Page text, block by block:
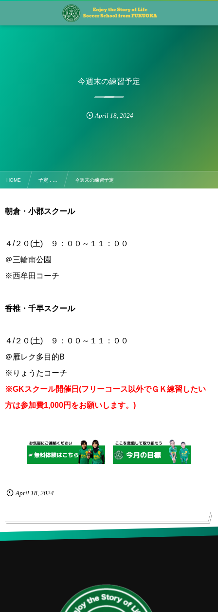
今週末の練習予定
April 18,2024
HOME 予定 , … 今週末の練習予定
朝倉・小郡スクール
４/２０(土) ９：００～１１：００
＠三輪南公園
※西牟田コーチ
香椎・千早スクール
４/２０(土) ９：００～１１：００
＠雁レク多目的B
※りょうたコーチ
※GKスクール開催日(フリーコース以外でＧＫ練習したい
方は参加費1,000円をお願いします。)
April 18, 2024